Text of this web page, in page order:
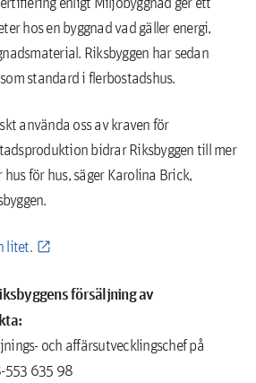
hos en byggnad vad gäller energi,
Riksbyggen har sedan
standard i flerbostadshus.
använda oss av kraven för
bidrar Riksbyggen till mer
för hus, säger Karolina Brick,
litet.
försäljning av
och affärsutvecklingschef på
553 635 98